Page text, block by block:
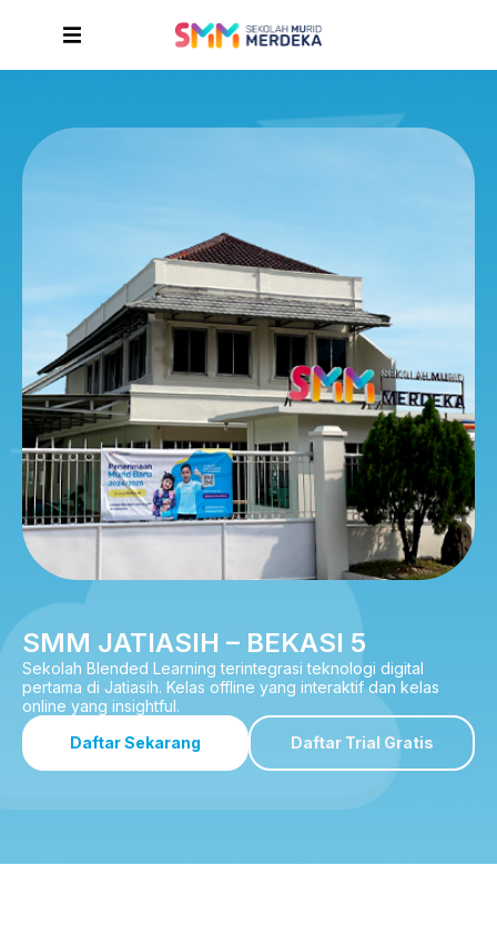
SMM JATIASIH – BEKASI 5
Sekolah Blended Learning terintegrasi teknologi digital
pertama di Jatiasih. Kelas offline yang interaktif dan kelas
online yang insightful.
Daftar Sekarang
Daftar Trial Gratis